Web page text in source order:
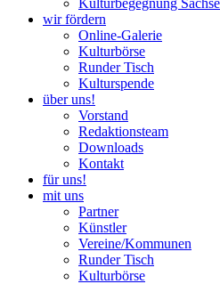
wir fördern
Online-Galerie
Kulturbörse
Runder Tisch
Kulturspende
über uns!
Vorstand
Redaktionsteam
Downloads
Kontakt
für uns!
mit uns
Partner
Künstler
Vereine/Kommunen
Runder Tisch
Kulturbörse